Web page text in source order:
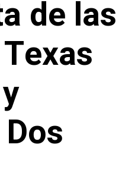
de las